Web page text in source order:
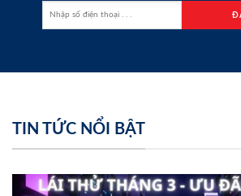
TIN TỨC NỔI BẬT